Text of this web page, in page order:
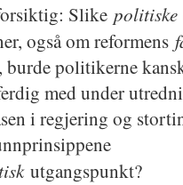
Slike politiske
også om reformens
burde politikerne
med under
i regjering og
utgangspunkt?